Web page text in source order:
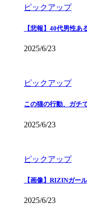
ピックアップ
【悲報】40代男性
2025/6/23
ピックアップ
この猫の行動、ガチ
2025/6/23
ピックアップ
【画像】RIZINガー
2025/6/23